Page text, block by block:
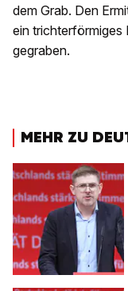
dem Grab. Den
ein trichterförmiges
gegraben.
MEHR ZU